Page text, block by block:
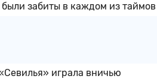
забиты в каждом из таймов
играла вничью